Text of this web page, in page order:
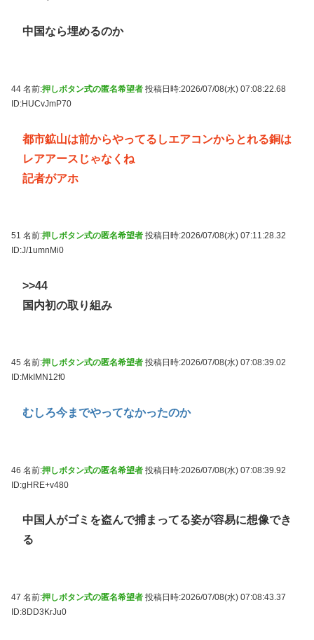
中国なら埋めるのか
44 名前:押しボタン式の匿名希望者 投稿日時:2026/07/08(水) 07:08:22.68
ID:HUCvJmP70
都市鉱山は前からやってるしエアコンからとれる銅は
レアアースじゃなくね
記者がアホ
51 名前:押しボタン式の匿名希望者 投稿日時:2026/07/08(水) 07:11:28.32
ID:J/1umnMi0
>>44
国内初の取り組み
45 名前:押しボタン式の匿名希望者 投稿日時:2026/07/08(水) 07:08:39.02
ID:MkIMN12f0
むしろ今までやってなかったのか
46 名前:押しボタン式の匿名希望者 投稿日時:2026/07/08(水) 07:08:39.92
ID:gHRE+v480
中国人がゴミを盗んで捕まってる姿が容易に想像でき
る
47 名前:押しボタン式の匿名希望者 投稿日時:2026/07/08(水) 07:08:43.37
ID:8DD3KrJu0